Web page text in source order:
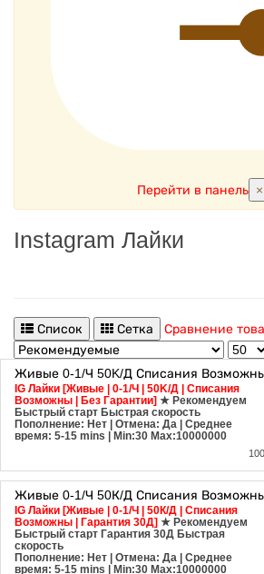
Перейти в панель ×
Instagram Лайки
Список Сетка Сравнение
Живые 0-1/Ч 50K/Д Списания
IG Лайки [Живые | 0-1/Ч | 50K/Д | Списания
Возможны | Без Гарантии] ★ Рекомендуем
Быстрый старт Быстрая скорость
Пополнение: Нет | Отмена: Да | Среднее
время: 5-15 mins
| Min:30 Max:10000000
Живые 0-1/Ч 50К/Д Списания
IG Лайки [Живые | 0-1/Ч | 50К/Д | Списания
Возможны | Гарантия 30Д] ★ Рекомендуем
Быстрый старт Гарантия 30Д Быстрая
скорость
Пополнение: Нет | Отмена: Да | Среднее
время: 5-15 mins
| Min:30 Max:10000000